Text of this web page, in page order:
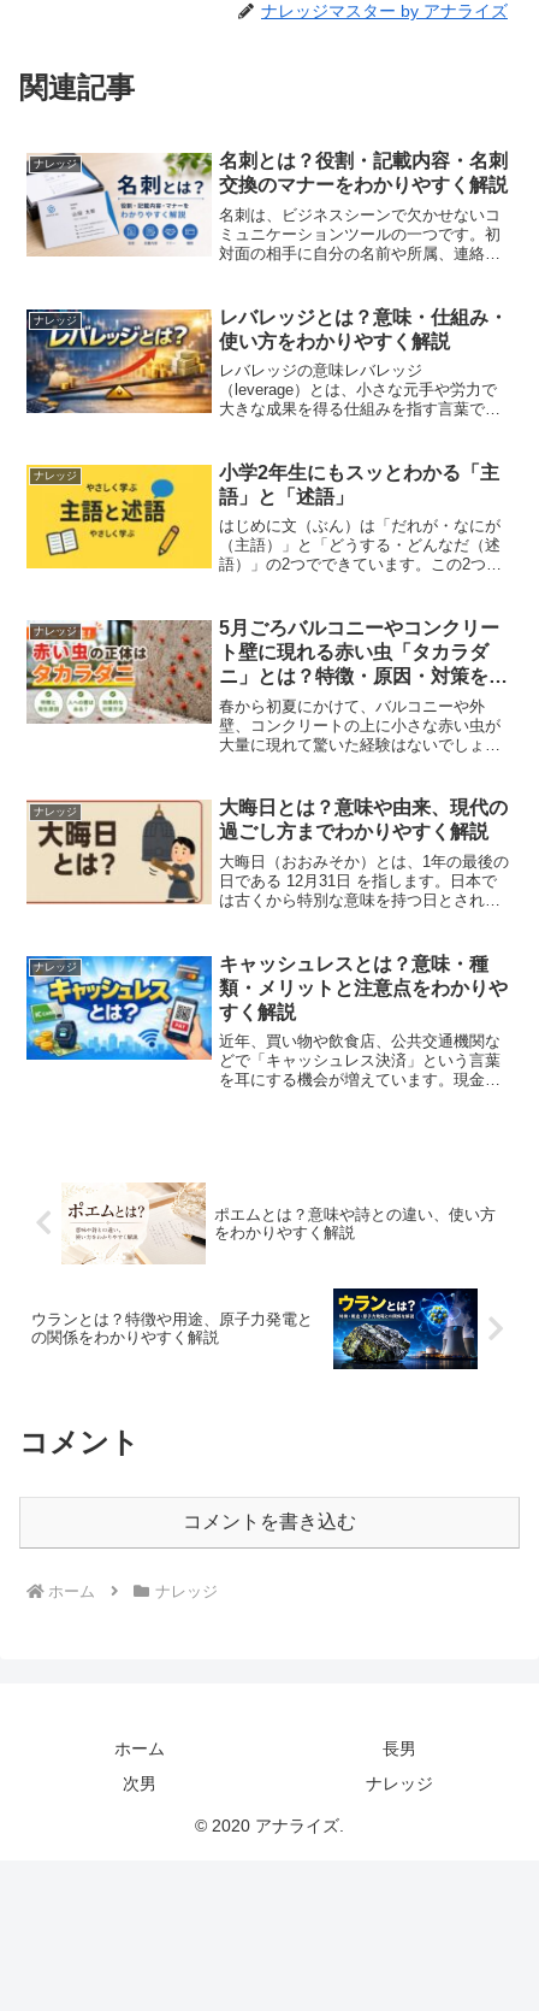
ナレッジマスター by アナライズ
関連記事
ナレッジ
名刺とは？役割・記載内容・名刺
交換のマナーをわかりやすく解説
名刺は、ビジネスシーンで欠かせないコ
ミュニケーションツールの一つです。初
対面の相手に自分の名前や所属、連絡先
す。近年ではデジタル名刺も登場してい
ますが、紙の名刺は現在も...
ナレッジ
レバレッジとは？意味・仕組み・
使い方をわかりやすく解説
レバレッジの意味レバレッジ
（leverage）とは、小さな元手や労力で
大きな成果を得る仕組みを指す言葉で
動かせることから転じて、金融やビジネ
スの分野でも使われるようにな...
ナレッジ
小学2年生にもスッとわかる「主
語」と「述語」
はじめに文（ぶん）は「だれが・なにが
（主語）」と「どうする・どんなだ（述
語）」の2つでできています。この2つを
（しゅご）ってなに？文の「だれが」
「なにが」をあらわす...
ナレッジ
5月ごろバルコニーやコンクリー
ト壁に現れる赤い虫「タカラダ
ニ」とは？特徴・原因・対策を解
説
春から初夏にかけて、バルコニーや外
壁、コンクリートの上に小さな赤い虫が
大量に現れて驚いた経験はないでしょう
な虫を見かけることがあります。この虫
は一般的に「タカラダニ」...
ナレッジ
大晦日とは？意味や由来、現代の
過ごし方までわかりやすく解説
大晦日（おおみそか）とは、1年の最後の
日である 12月31日 を指します。日本で
は古くから特別な意味を持つ日とされ、
事では、大晦日の意味や語源、歴史的背
景、そして現代の...
ナレッジ
キャッシュレスとは？意味・種
類・メリットと注意点をわかりや
すく解説
近年、買い物や飲食店、公共交通機関な
どで「キャッシュレス決済」という言葉
を耳にする機会が増えています。現金を
ポエムとは？意味や詩との違い、使い方
をわかりやすく解説
ウランとは？特徴や用途、原子力発電と
の関係をわかりやすく解説
コメント
コメントを書き込む
ホーム ナレッジ
ホーム
長男
次男
ナレッジ
© 2020 アナライズ.